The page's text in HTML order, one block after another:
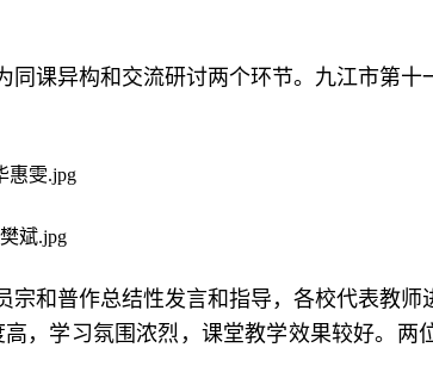
课异构和交流研讨两个环节。 九江市第十
和普作总结性发言和指导，各校代表教
，学习氛围浓烈，课堂教学效果较好。两